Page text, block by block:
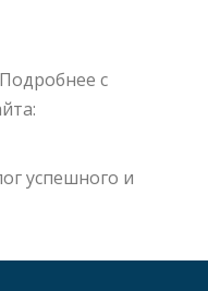
с
успешного и